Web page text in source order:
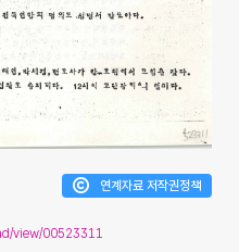
연계자료 저작권정책
view/00523311